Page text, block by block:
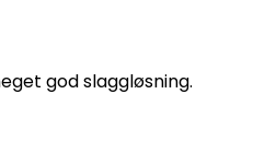
god slaggløsning.